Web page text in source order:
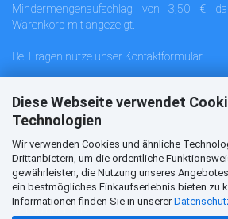
Diese Webseite verwendet
Technologien
Wir verwenden Cookies und ähnliche
Drittanbietern, um die ordentliche
gewährleisten, die Nutzung unseres
ein bestmögliches Einkaufserlebnis bieten zu
Informationen finden Sie in unserer
Mindermengenaufschlag von 3,50 €
Warenkorb mit angezeigt.
Bei Fragen nutze unser Kontaktformular.
Informationen
>>Info für Neukunden
>>Info über unser Liefergebiet